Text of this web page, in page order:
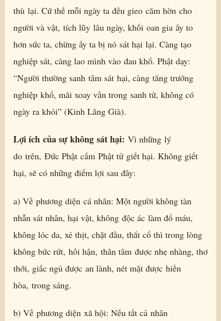
thù lại. Cứ thế mỗi ngày ta đều gieo căm hờn cho
người và vật, tích lũy lâu ngày, khối oan gia ấy to
hơn sức ta, chừng ấy ta bị nó sát hại lại. Càng tạo
nghiệp sát, càng lao mình vào đau khổ. Phật dạy:
“Người thường sanh tâm sát hại, càng tăng trưởng
nghiệp khổ, mãi xoay vần trong sanh tử, không có
ngày ra khỏi” (Kinh Lăng Già).
Lợi ích của sự không sát hại: Vì những lý
do trên, Đức Phật cấm Phật tử giết hại. Không giết
hại, sẽ có những điểm lợi sau đây:
a) Về phương diện cá nhân: Một người không tàn
nhẫn sát nhân, hại vật, không độc ác làm đổ máu,
không lóc da, xẻ thịt, chặt đầu, thắt cổ thì trong lòng
không bức rứt, hối hận, thân tâm được nhẹ nhàng, thơ
thới, giấc ngủ được an lành, nét mặt được hiền
hòa, trong sáng.
b) Về phương diện xã hội: Nếu tất cả nhân